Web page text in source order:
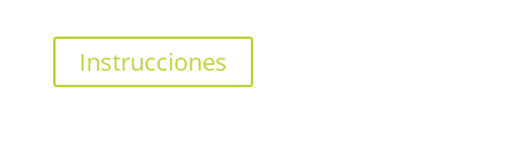
Instrucciones